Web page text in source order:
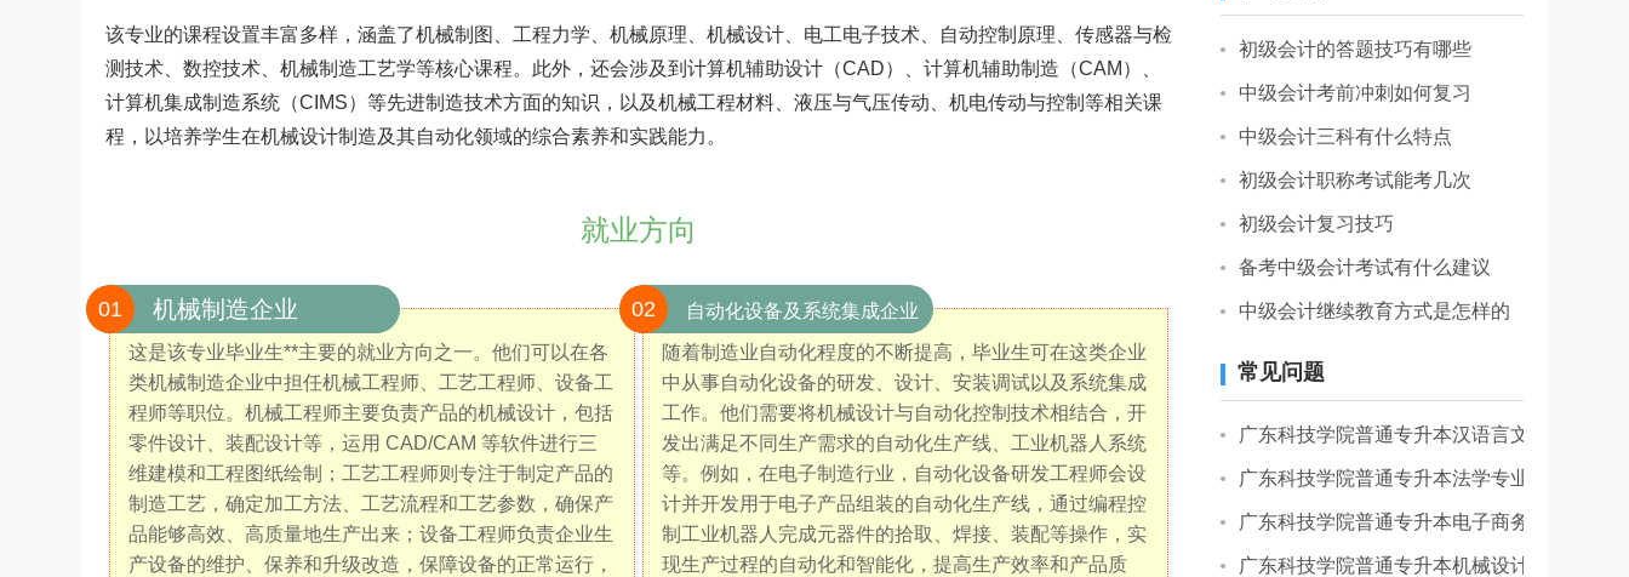
该专业的课程设置丰富多样，涵盖了机械制图、工程力学、机械原理、机械设计、电工电子技术、自动控制原理、传感器与检
测技术、数控技术、机械制造工艺学等核心课程。此外，还会涉及到计算机辅助设计（CAD）、计算机辅助制造（CAM）、
计算机集成制造系统（CIMS）等先进制造技术方面的知识，以及机械工程材料、液压与气压传动、机电传动与控制等相关课
程，以培养学生在机械设计制造及其自动化领域的综合素养和实践能力。
就业方向
机械制造企业
01
这是该专业毕业生**主要的就业方向之一。他们可以在各
类机械制造企业中担任机械工程师、工艺工程师、设备工
程师等职位。机械工程师主要负责产品的机械设计，包括
零件设计、装配设计等，运用 CAD/CAM 等软件进行三
维建模和工程图纸绘制；工艺工程师则专注于制定产品的
制造工艺，确定加工方法、工艺流程和工艺参数，确保产
品能够高效、高质量地生产出来；设备工程师负责企业生
产设备的维护、保养和升级改造，保障设备的正常运行，
自动化设备及系统集成企业
02
随着制造业自动化程度的不断提高，毕业生可在这类企业
中从事自动化设备的研发、设计、安装调试以及系统集成
工作。他们需要将机械设计与自动化控制技术相结合，开
发出满足不同生产需求的自动化生产线、工业机器人系统
等。例如，在电子制造行业，自动化设备研发工程师会设
计并开发用于电子产品组装的自动化生产线，通过编程控
制工业机器人完成元器件的拾取、焊接、装配等操作，实
现生产过程的自动化和智能化，提高生产效率和产品质
初级会计的答题技巧有哪些
中级会计考前冲刺如何复习
中级会计三科有什么特点
初级会计职称考试能考几次
初级会计复习技巧
备考中级会计考试有什么建议
中级会计继续教育方式是怎样的
常见问题
广东科技学院普通专升本汉语言文学专业怎
广东科技学院普通专升本法学专业报名费用
广东科技学院普通专升本电子商务专业招生
广东科技学院普通专升本机械设计制造及其